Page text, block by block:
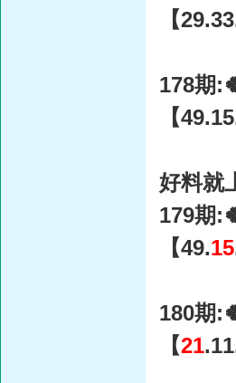
【
178期
【
好料就
179期
【49.15
180期
【21